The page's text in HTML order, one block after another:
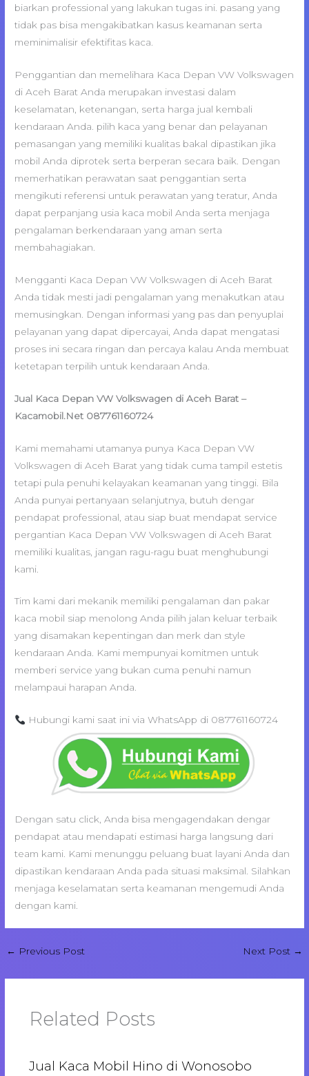
biarkan professional yang lakukan tugas ini. pasang yang
tidak pas bisa mengakibatkan kasus keamanan serta
meminimalisir efektifitas kaca.
Penggantian dan memelihara Kaca Depan VW Volkswagen
di Aceh Barat Anda merupakan investasi dalam
keselamatan, ketenangan, serta harga jual kembali
kendaraan Anda. pilih kaca yang benar dan pelayanan
pemasangan yang memiliki kualitas bakal dipastikan jika
mobil Anda diprotek serta berperan secara baik. Dengan
memerhatikan perawatan saat penggantian serta
mengikuti referensi untuk perawatan yang teratur, Anda
dapat perpanjang usia kaca mobil Anda serta menjaga
pengalaman berkendaraan yang aman serta
membahagiakan.
Mengganti Kaca Depan VW Volkswagen di Aceh Barat
Anda tidak mesti jadi pengalaman yang menakutkan atau
memusingkan. Dengan informasi yang pas dan penyuplai
pelayanan yang dapat dipercayai, Anda dapat mengatasi
proses ini secara ringan dan percaya kalau Anda membuat
ketetapan terpilih untuk kendaraan Anda.
Jual Kaca Depan VW Volkswagen di Aceh Barat –
Kacamobil.Net 087761160724
Kami memahami utamanya punya Kaca Depan VW
Volkswagen di Aceh Barat yang tidak cuma tampil estetis
tetapi pula penuhi kelayakan keamanan yang tinggi. Bila
Anda punyai pertanyaan selanjutnya, butuh dengar
pendapat professional, atau siap buat mendapat service
pergantian Kaca Depan VW Volkswagen di Aceh Barat
memiliki kualitas, jangan ragu-ragu buat menghubungi
kami.
Tim kami dari mekanik memiliki pengalaman dan pakar
kaca mobil siap menolong Anda pilih jalan keluar terbaik
yang disamakan kepentingan dan merk dan style
kendaraan Anda. Kami mempunyai komitmen untuk
memberi service yang bukan cuma penuhi namun
melampaui harapan Anda.
Hubungi kami saat ini via WhatsApp di 087761160724
Dengan satu click, Anda bisa mengagendakan dengar
pendapat atau mendapati estimasi harga langsung dari
team kami. Kami menunggu peluang buat layani Anda dan
dipastikan kendaraan Anda pada situasi maksimal. Silahkan
menjaga keselamatan serta keamanan mengemudi Anda
dengan kami.
← Previous Post Next Post →
Related Posts
Jual Kaca Mobil Hino di Wonosobo